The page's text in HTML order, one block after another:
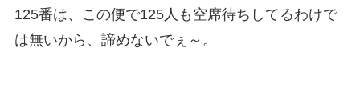
125番は、この便で125人も空席待ちしてるわけで
は無いから、諦めないでぇ～。